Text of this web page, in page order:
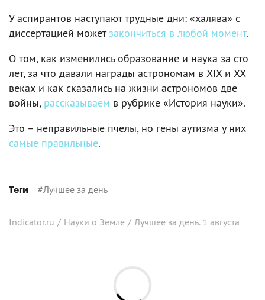
У аспирантов наступают трудные дни: «халява» с
диссертацией можетзакончиться в любой момент.
О том, как изменились образование и наука за сто
лет, за что давали награды астрономам в XIX и XX
веках и как сказались на жизни астрономов две
войны, рассказываем в рубрике «История науки».
Это – неправильные пчелы, но гены аутизма у них
самые правильные.
Теги #Лучшее за день
Indicator.ru / Науки о Земле / Лучшее за день. 1 августа